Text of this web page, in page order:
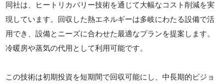
同社は、ヒートリカバリー技術を通じて大幅なコスト削減を実
現しています。回収した熱エネルギーは多岐にわたる設備で活
用でき、設備とニーズに合わせた最適なプランを提案します。
冷暖房や蒸気の代用として利用可能です。
この技術は初期投資を短期間で回収可能にし、中長期的ビジョ